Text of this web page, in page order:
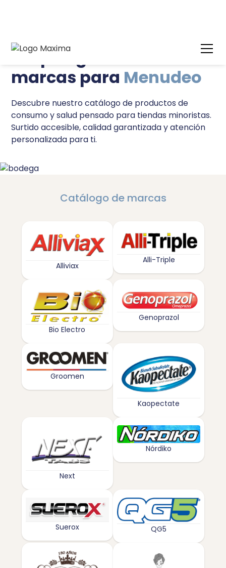
Amplia gama de
marcas para Menudeo
Descubre nuestro catálogo de productos de
consumo y salud pensado para tiendas minoristas.
Surtido accesible, calidad garantizada y atención
personalizada para ti.
Catálogo de marcas
Alliviax
Alli-Triple
Bio Electro
Genoprazol
Groomen
Kaopectate
Next
Nórdiko
Suerox QG5